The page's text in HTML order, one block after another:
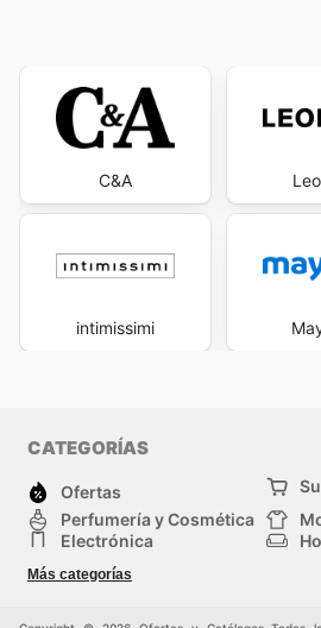
C&A
intimissimi
CATEGORÍAS
Ofertas
Perfumería y Cosmética
Electrónica
Deporte
Juguetes y bebés
Más categorías